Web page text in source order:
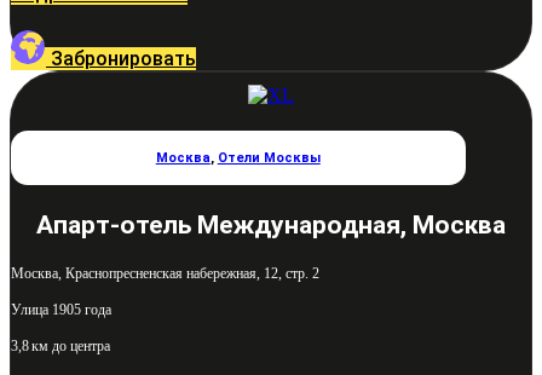
Забронировать
Москва, Отели Москвы
Апарт-отель Международная, Москва
Москва, Краснопресненская набережная, 12, стр. 2
Улица 1905 года
3,8 км до центра